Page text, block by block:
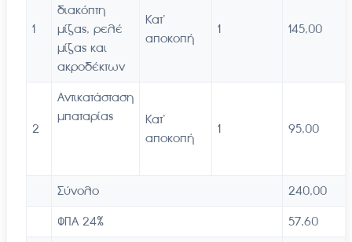
1
διακόπτη
μίζας, ρελέ
μίζας και
ακροδέκτων
Κατ’
αποκοπή
1 145,00
2
Αντικατάσταση
μπαταρίας
Κατ’
αποκοπή
1 95,00
Σύνολο 240,00
ΦΠΑ 24% 57,60